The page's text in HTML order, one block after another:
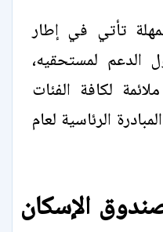
تأتي في إطار
لمستحقيه،
لكافة الفئات
الرئاسية لعام
الإسكان